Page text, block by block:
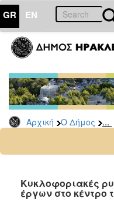
GR EN
Αρχική Ο Δήμος ...
ΔΗΜΟΣ
Δελτία
Τύπου
Αρχείο
2026
2024
2022
Κυκλοφοριακές
έργων στο κέντρο